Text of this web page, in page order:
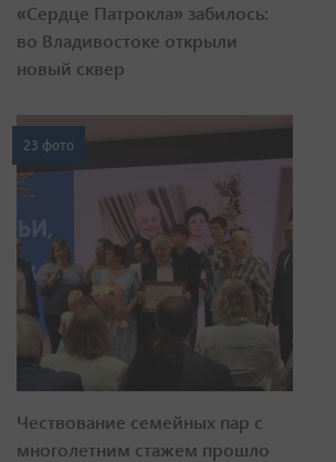
«Сердце Патрокла» забилось:
во Владивостоке открыли
новый сквер
23 фото
Чествование семейных пар с
многолетним стажем прошло